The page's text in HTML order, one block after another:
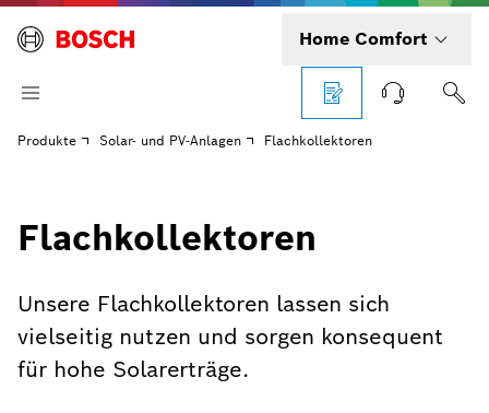
Home Comfort
Produkte Solar- und PV-Anlagen Flachkollektoren
Flachkollektoren
Unsere Flachkollektoren lassen sich
vielseitig nutzen und sorgen konsequent
für hohe Solarerträge.